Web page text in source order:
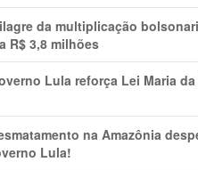
da multiplicação
R$ 3,8 milhões
Lula reforça Lei Maria
na Amazônia
Lula!